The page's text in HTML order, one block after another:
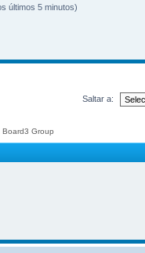
últimos 5 minutos)
Saltar a:
Group